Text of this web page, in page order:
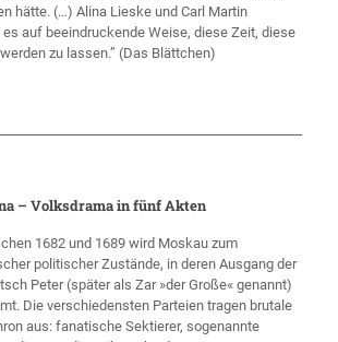
hätte. (…) Alina Lieske und Carl Martin
auf beeindruckende Weise, diese Zeit, diese
zu lassen.” (Das Blättchen)
– Volksdrama in fünf Akten
1682 und 1689 wird Moskau zum
politischer Zustände, in deren Ausgang der
Peter (später als Zar »der Große« genannt)
Die verschiedensten Parteien tragen brutale
aus: fanatische Sektierer, sogenannte